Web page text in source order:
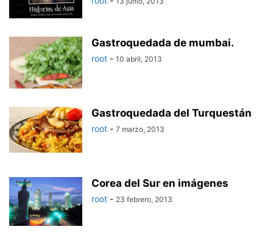
Gastroquedada de mumbai.
root - 10 abril, 2013
Gastroquedada del Turquestán
root - 7 marzo, 2013
Corea del Sur en imágenes
root - 23 febrero, 2013